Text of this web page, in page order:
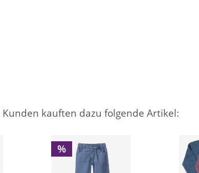
Kunden kauften dazu folgende Artikel:
%